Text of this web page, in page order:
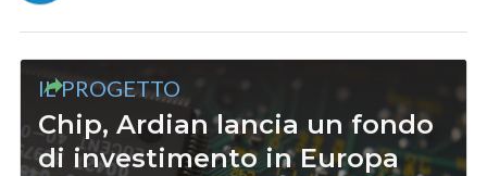
IL PROGETTO
Chip, Ardian lancia un fondo
di investimento in Europa